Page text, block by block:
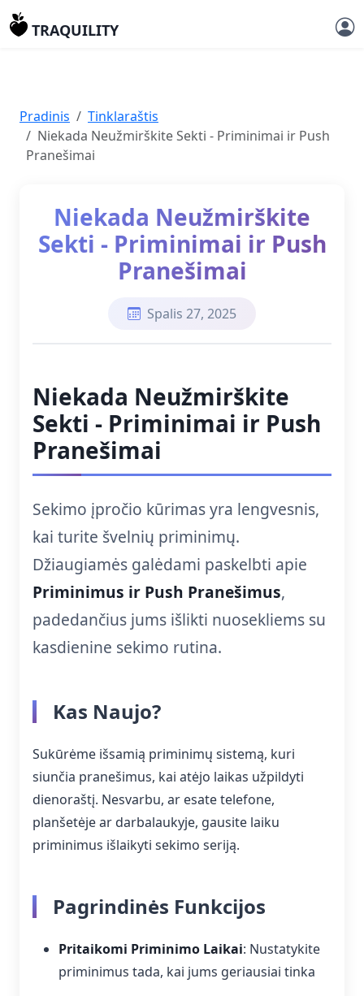
TRAQUILITY
Pradinis
Tinklaraštis
Niekada Neužmirškite Sekti - Priminimai ir Push
Pranešimai
Niekada Neužmirškite
Sekti - Priminimai ir Push
Pranešimai
Spalis 27, 2025
Niekada Neužmirškite
Sekti - Priminimai ir Push
Pranešimai
Sekimo įpročio kūrimas yra lengvesnis,
kai turite švelnių priminimų.
Džiaugiamės galėdami paskelbti apie
Priminimus ir Push Pranešimus,
padedančius jums išlikti nuosekliems su
kasdienine sekimo rutina.
Kas Naujo?
Sukūrėme išsamią priminimų sistemą, kuri
siunčia pranešimus, kai atėjo laikas užpildyti
dienoraštį. Nesvarbu, ar esate telefone,
planšetėje ar darbalaukyje, gausite laiku
priminimus išlaikyti sekimo seriją.
Pagrindinės Funkcijos
Pritaikomi Priminimo Laikai: Nustatykite
priminimus tada, kai jums geriausiai tinka